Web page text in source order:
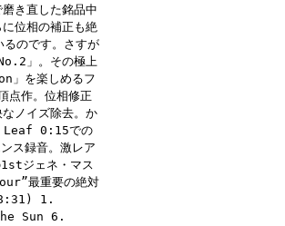
き直した銘品中
位相の補正も絶
るのです。さすが
」。その極上
」を楽しめるフ
点作。位相修正
ノイズ除去。か
Leaf 0:15での
ス録音。激レア
ジェネ・マス
最重要の絶対
1.
Sun 6.